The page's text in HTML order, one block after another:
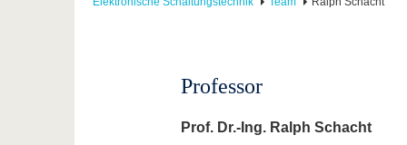
Professor
Prof. Dr.-Ing. Ralph Schacht